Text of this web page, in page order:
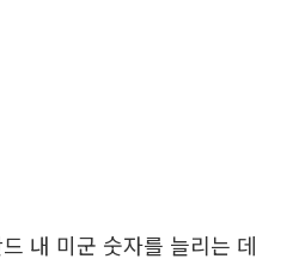
내 미군 숫자를 늘리는 데